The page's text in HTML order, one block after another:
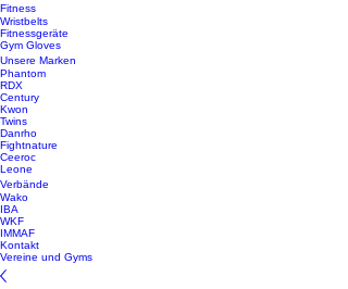
Fitness
Wristbelts
Fitnessgeräte
Gym Gloves
Unsere Marken
Phantom
RDX
Century
Kwon
Twins
Danrho
Fightnature
Ceeroc
Leone
Verbände
Wako
IBA
WKF
IMMAF
Kontakt
Vereine und Gyms